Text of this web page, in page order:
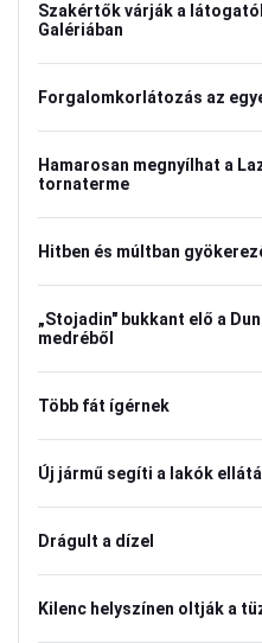
Szakértők várják a
Galériában
Forgalomkorlátozás az
Hamarosan megnyílhat a
tornaterme
Hitben és múltban
„Stojadin" bukkant elő a
medréből
Több fát ígérnek
Új jármű segíti a lakók
Drágult a dízel
Kilenc helyszínen oltják a